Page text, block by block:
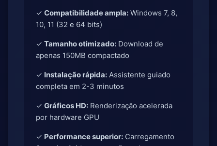
✓ Compatibilidade ampla: Windows 7, 8,
10, 11 (32 e 64 bits)
✓ Tamanho otimizado: Download de
apenas 150MB compactado
✓ Instalação rápida: Assistente guiado
completa em 2-3 minutos
✓ Gráficos HD: Renderização acelerada
por hardware GPU
✓ Performance superior: Carregamento